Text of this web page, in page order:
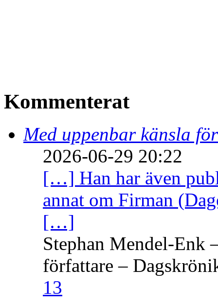
Kommenterat
Med uppenbar känsla
2026-06-29 20:22
[…] Han har även
annat om Firman
[…]
Stephan Mendel-Enk
författare –
13